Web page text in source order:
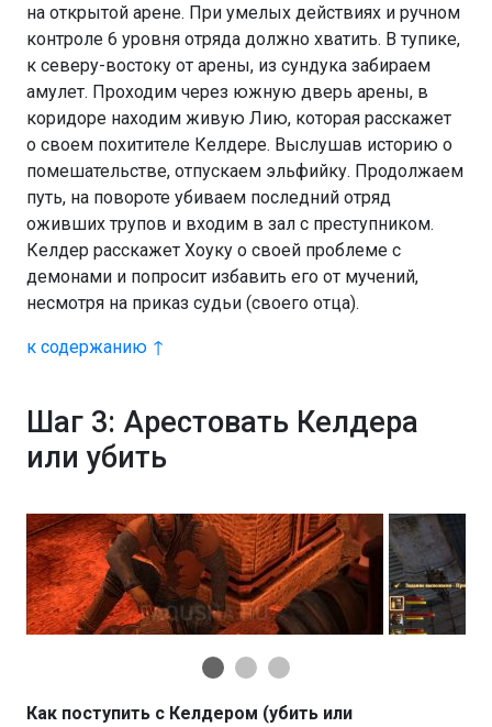
на открытой арене. При умелых действиях и ручном
контроле 6 уровня отряда должно хватить. В тупике,
к северу-востоку от арены, из сундука забираем
амулет. Проходим через южную дверь арены, в
коридоре находим живую Лию, которая расскажет
о своем похитителе Келдере. Выслушав историю о
помешательстве, отпускаем эльфийку. Продолжаем
путь, на повороте убиваем последний отряд
оживших трупов и входим в зал с преступником.
Келдер расскажет Хоуку о своей проблеме с
демонами и попросит избавить его от мучений,
несмотря на приказ судьи (своего отца).
к содержанию ↑
Шаг 3: Арестовать Келдера
или убить
Как поступить с Келдером (убить или